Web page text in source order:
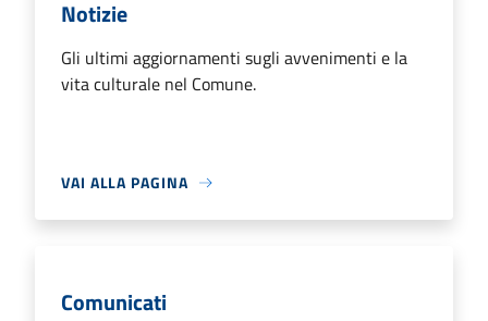
Notizie
Gli ultimi aggiornamenti sugli avvenimenti e la
vita culturale nel Comune.
VAI ALLA PAGINA
Comunicati